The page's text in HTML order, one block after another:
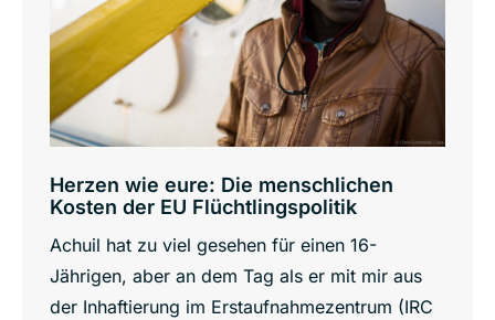
Herzen wie eure: Die menschlichen
Kosten der EU Flüchtlingspolitik
Achuil hat zu viel gesehen für einen 16-
Jährigen, aber an dem Tag als er mit mir aus
der Inhaftierung im Erstaufnahmezentrum (IRC